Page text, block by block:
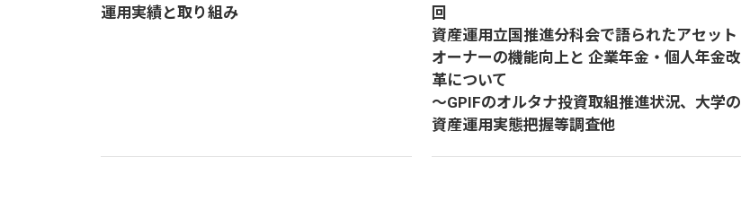
運用実績と取り組み
回
資産運用立国推進分科会で語られたアセット
オーナーの機能向上と 企業年金・個人年金改
革について
～GPIFのオルタナ投資取組推進状況、大学の
資産運用実態把握等調査他